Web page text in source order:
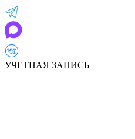
УЧЕТНАЯ ЗАПИСЬ